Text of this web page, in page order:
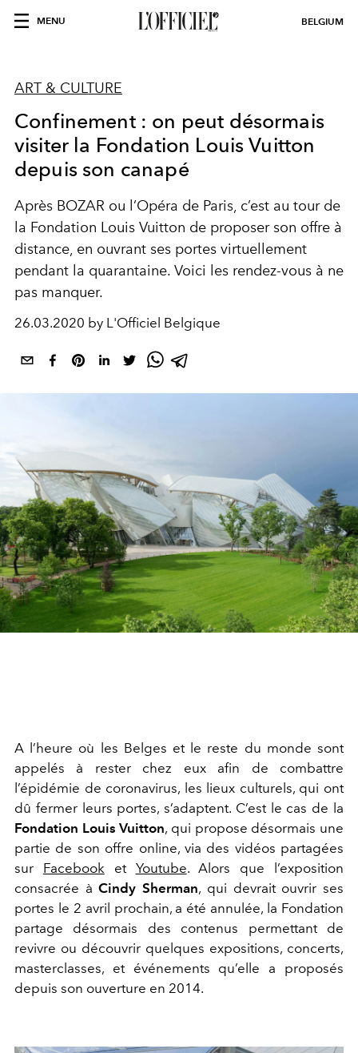
MENU BELGIUM
ART & CULTURE
Confinement : on peut désormais
visiter la Fondation Louis Vuitton
depuis son canapé
Après BOZAR ou l’Opéra de Paris, c’est au tour de
la Fondation Louis Vuitton de proposer son offre à
distance, en ouvrant ses portes virtuellement
pendant la quarantaine. Voici les rendez-vous à ne
pas manquer.
26.03.2020 by L'Officiel Belgique
A l’heure où les Belges et le reste du monde sont
appelés à rester chez eux afin de combattre
l’épidémie de coronavirus, les lieux culturels, qui ont
dû fermer leurs portes, s’adaptent. C’est le cas de la
Fondation Louis Vuitton, qui propose désormais une
partie de son offre online, via des vidéos partagées
sur Facebook et Youtube. Alors que l’exposition
consacrée àCindy Sherman, qui devrait ouvrir ses
portes le 2 avril prochain, a été annulée, la Fondation
partage désormais des contenus permettant de
revivre ou découvrir quelques expositions, concerts,
masterclasses, et événements qu’elle a proposés
depuis son ouverture en 2014.